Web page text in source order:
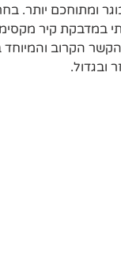
ומתוחכם יותר.
במדבקת קיר
הקרוב
ובגדול.